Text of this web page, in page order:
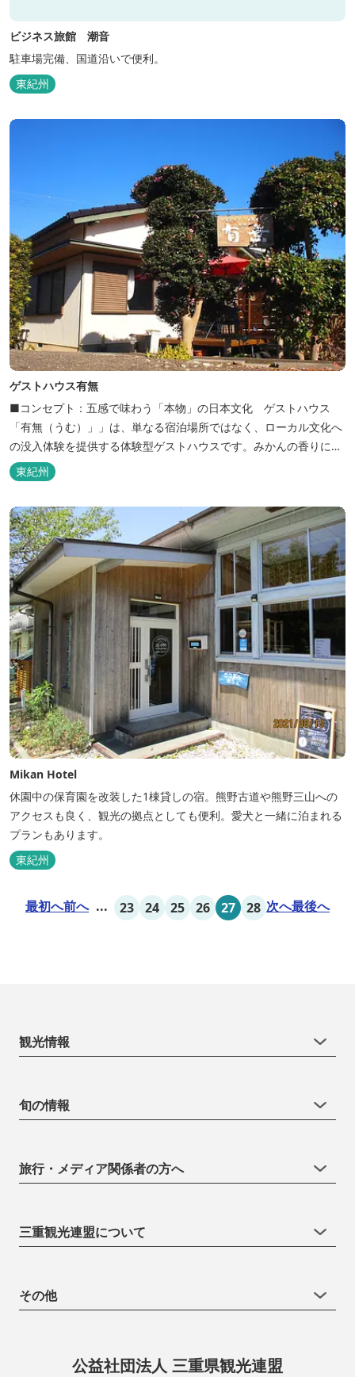
ビジネス旅館 潮音
駐車場完備、国道沿いで便利。
東紀州
ゲストハウス有無
■コンセプト：五感で味わう「本物」の日本文化 ゲストハウス
「有無（うむ）」」は、単なる宿泊場所ではなく、ローカル文化へ
の没入体験を提供する体験型ゲストハウスです。みかんの香りに包
まれ、歴史ある世界遺産を巡り、日本の原風景に触れる。「本物」
の日本文化を巡る冒険がここから始まります。 「年中みかんのとれ
るまち」にある当館は、ご宿泊のお客様にその時期に採れた旬の
「ウエルカムみかん」や無農薬野菜の...
東紀州
Mikan Hotel
休園中の保育園を改装した1棟貸しの宿。熊野古道や熊野三山への
アクセスも良く、観光の拠点としても便利。愛犬と一緒に泊まれる
プランもあります。
東紀州
最初へ前へ ... 23 24 25 26 27 28 次へ最後へ
観光情報
旬の情報
旅行・メディア関係者の方へ
三重観光連盟について
その他
公益社団法人 三重県観光連盟